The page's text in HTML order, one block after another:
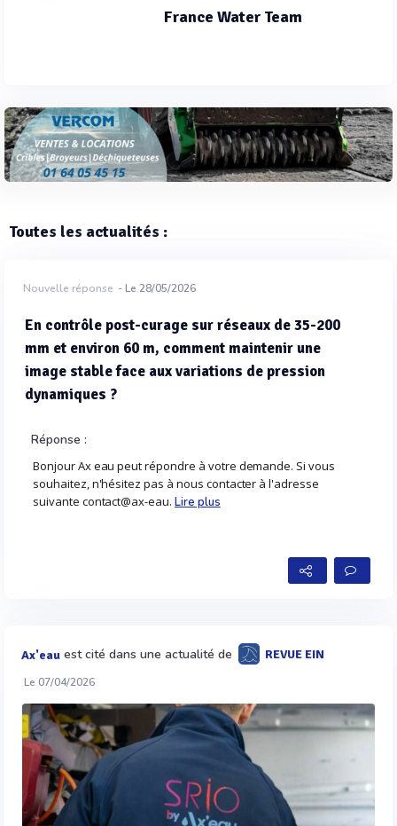
France Water Team
Toutes les actualités :
Nouvelle réponse - Le 28/05/2026
En contrôle post-curage sur réseaux de 35-200
mm et environ 60 m, comment maintenir une
image stable face aux variations de pression
dynamiques ?
Réponse :
Bonjour Ax eau peut répondre à votre demande. Si vous
souhaitez, n'hésitez pas à nous contacter à l'adresse
suivante contact@ax-eau.Lire plus
Ax'eau est cité dans une actualité de REVUE EIN
Le 07/04/2026